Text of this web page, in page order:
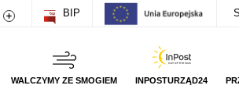
rozmiar czcionki
Zwiększ rozmiar czcionki
BIP
WALCZYMY ZE SMOGIEM INPOSTURZĄD24